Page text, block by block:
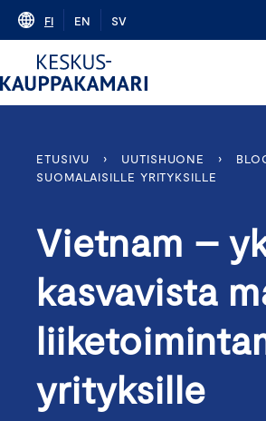
Skip
content
FI EN SV
ETUSIVU › UUTISHUONE ›
SUOMALAISILLE YRITYKSILLE
Vietnam –
kasvavista
yrityksille